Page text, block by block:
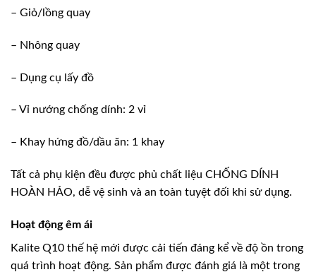
– Giỏ/lồng quay
– Nhông quay
– Dụng cụ lấy đồ
– Vỉ nướng chống dính: 2 vỉ
– Khay hứng đồ/dầu ăn: 1 khay
Tất cả phụ kiện đều được phủ chất liệu CHỐNG DÍNH
HOÀN HẢO, dễ vệ sinh và an toàn tuyệt đối khi sử dụng.
Hoạt động êm ái
Kalite Q10 thế hệ mới được cải tiến đáng kể về độ ồn trong
quá trình hoạt động. Sản phẩm được đánh giá là một trong